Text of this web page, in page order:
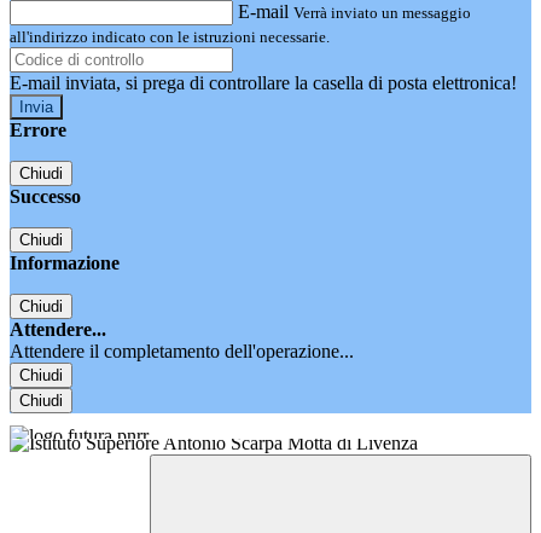
E-mail Verrà inviato un messaggio
all'indirizzo indicato con le istruzioni necessarie.
E-mail inviata, si prega di controllare la casella di posta elettronica!
Errore
Chiudi
Successo
Chiudi
Informazione
Chiudi
Attendere...
Attendere il completamento dell'operazione...
Chiudi
Chiudi